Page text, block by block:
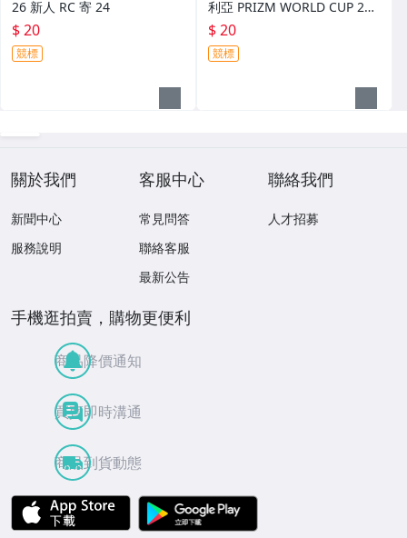
26 新人 RC 寄 24
$ 20
競標
利亞 PRIZM WORLD CUP 202
6 世界杯 新人 RC 寄 25
$ 20
競標
關於我們
新聞中心
服務說明
客服中心
常見問答
聯絡客服
最新公告
聯絡我們
人才招募
手機逛拍賣，購物更便利
商品降價通知
買賣即時溝通
商品到貨動態
APP Store